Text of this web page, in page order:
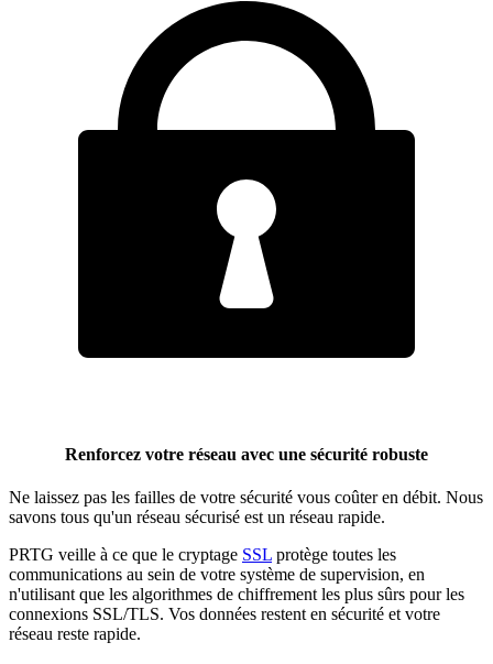
Renforcez votre réseau avec une sécurité robuste
Ne laissez pas les failles de votre sécurité vous coûter en débit. Nous
savons tous qu'un réseau sécurisé est un réseau rapide.
PRTG veille à ce que le cryptage SSL protège toutes les
communications au sein de votre système de supervision, en
n'utilisant que les algorithmes de chiffrement les plus sûrs pour les
connexions SSL/TLS. Vos données restent en sécurité et votre
réseau reste rapide.